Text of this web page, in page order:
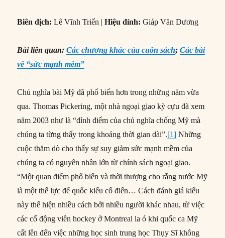
Biên dịch: Lê Vĩnh Triển |Hiệu đính: Giáp Văn Dương
Bài liên quan:Các chương khác của cuốn sách;Các bài
về “sức mạnh mềm”
Chủ nghĩa bài Mỹ đã phổ biến hơn trong những năm vừa
qua. Thomas Pickering, một nhà ngoại giao kỳ cựu đã xem
năm 2003 như là “đỉnh điểm của chủ nghĩa chống Mỹ mà
chúng ta từng thấy trong khoảng thời gian dài”.[1] Những
cuộc thăm dò cho thấy sự suy giảm sức mạnh mềm của
chúng ta có nguyên nhân lớn từ chính sách ngoại giao.
“Một quan điểm phổ biến và thời thượng cho rằng nước Mỹ
là một thế lực đế quốc kiểu cổ điển… Cách đánh giá kiểu
này thể hiện nhiều cách bởi nhiều người khác nhau, từ việc
các cổ động viên hockey ở Montreal la ó khi quốc ca Mỹ
cất lên đến việc những học sinh trung học Thụy Sĩ không